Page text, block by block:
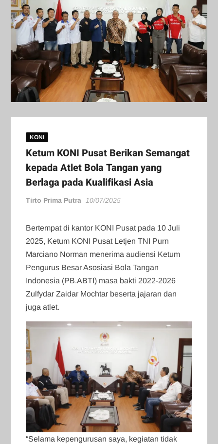
KONI
Ketum KONI Pusat Berikan Semangat
kepada Atlet Bola Tangan yang
Berlaga pada Kualifikasi Asia
Tirto Prima Putra 10/07/2025
Bertempat di kantor KONI Pusat pada 10 Juli
2025, Ketum KONI Pusat Letjen TNI Purn
Marciano Norman menerima audiensi Ketum
Pengurus Besar Asosiasi Bola Tangan
Indonesia (PB.ABTI) masa bakti 2022-2026
Zulfydar Zaidar Mochtar beserta jajaran dan
juga atlet.
“Selama kepengurusan saya, kegiatan tidak